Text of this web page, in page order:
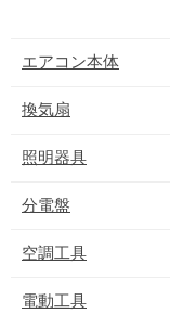
エアコン本体
換気扇
照明器具
分電盤
空調工具
電動工具